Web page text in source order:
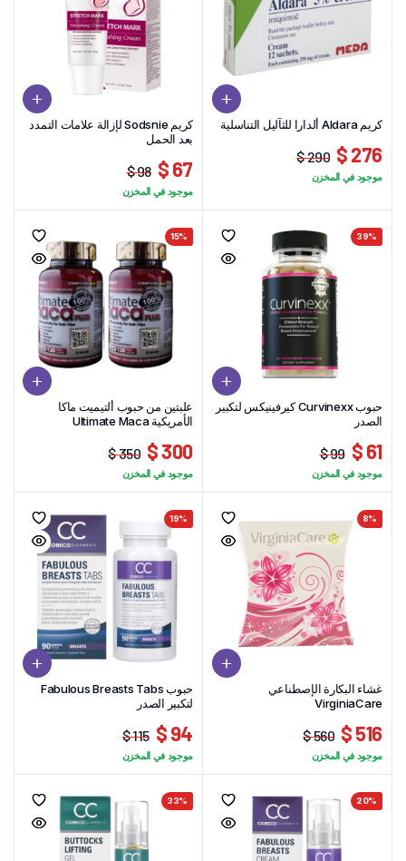
كريم Aldara ألدارا للثآليل التناسلية
290 $
هو:
290 $.
276 $
هو:
276 $.
موجود في المخزن
كريم Sodsnie لإزالة علامات التمدد
بعد الحمل
98 $
السعر
الأصلي
98 $.
67 $
السعر
الحالي
67 $.
موجود في المخزن
39%
حبوب Curvinexx كيرفينيكس لتكبير
الصدر
99 $
السعر
الأصلي
99 $.
61 $
السعر
الحالي
61 $.
موجود في المخزن
15%
علبتين من حبوب ألتيميت ماكا
الأمريكية Ultimate Maca
350 $
الأصلي
هو:
350 $.
300 $
الحالي
هو:
300 $.
موجود في المخزن
8%
غشاء البكارة الإصطناعي
VirginiaCare
560 $
الأصلي
هو:
560 $.
516 $
الحالي
هو:
516 $.
موجود في المخزن
19%
حبوب Fabulous Breasts Tabs
لتكبير الصدر
115 $
السعر
الأصلي
هو:
115 $.
94 $
السعر
الحالي
هو:
94 $.
موجود في المخزن
20%
33%